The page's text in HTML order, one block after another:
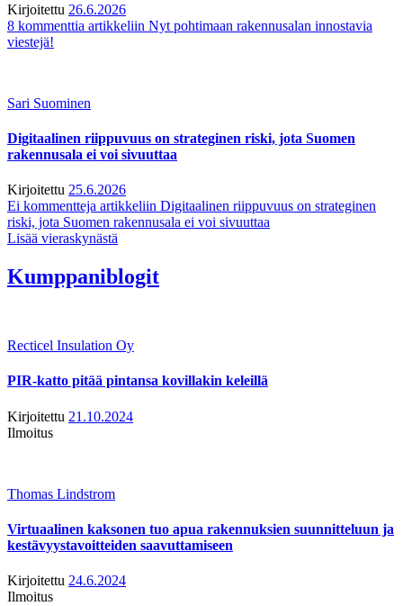
Kirjoitettu 26.6.2026
8 kommenttia artikkeliin Nyt pohtimaan rakennusalan innostavia
viestejä!
Sari Suominen
Digitaalinen riippuvuus on strateginen riski, jota Suomen
rakennusala ei voi sivuuttaa
Kirjoitettu 25.6.2026
Ei kommentteja artikkeliin Digitaalinen riippuvuus on strateginen
riski, jota Suomen rakennusala ei voi sivuuttaa
Lisää vieraskynästä
Kumppaniblogit
Recticel Insulation Oy
PIR-katto pitää pintansa kovillakin keleillä
Kirjoitettu 21.10.2024
Ilmoitus
Thomas Lindstrom
Virtuaalinen kaksonen tuo apua rakennuksien suunnitteluun ja
kestävyystavoitteiden saavuttamiseen
Kirjoitettu 24.6.2024
Ilmoitus